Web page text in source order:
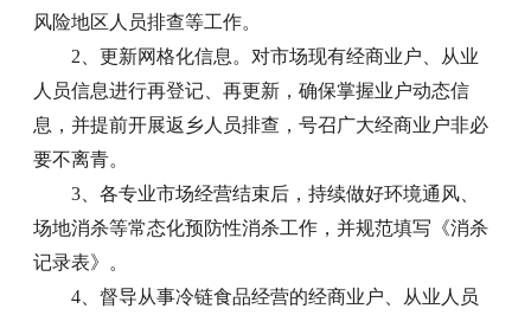
风险地区人员排查等工作。
2、更新网格化信息。对市场现有经商业户、从业
人员信息进行再登记、再更新，确保掌握业户动态信
息，并提前开展返乡人员排查，号召广大经商业户非必
要不离青。
3、各专业市场经营结束后，持续做好环境通风、
场地消杀等常态化预防性消杀工作，并规范填写《消杀
记录表》。
4、督导从事冷链食品经营的经商业户、从业人员